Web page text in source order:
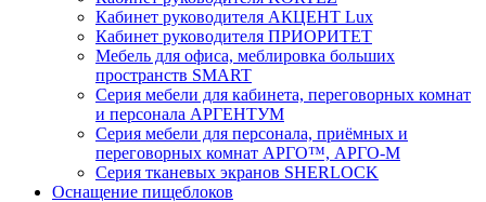
Кабинет руководителя АКЦЕНТ Lux
Кабинет руководителя ПРИОРИТЕТ
Мебель для офиса, меблировка больших
пространств SMART
Серия мебели для кабинета, переговорных комнат
и персонала АРГЕНТУМ
Серия мебели для персонала, приёмных и
переговорных комнат АРГО™, АРГО-М
Серия тканевых экранов SHERLOCK
Оснащение пищеблоков